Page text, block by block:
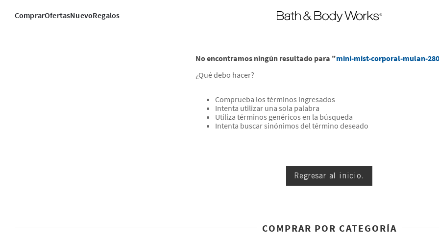
ComprarOfertasNuevoRegalos
No encontramos ningún resultado para "mini-mist-corporal-mulan-
¿Qué debo hacer?
Comprueba los términos ingresados
Intenta utilizar una sola palabra
Utiliza términos genéricos en la búsqueda
Intenta buscar sinónimos del término deseado
Regresar al inicio.
COMPRAR POR CATEGORÍA